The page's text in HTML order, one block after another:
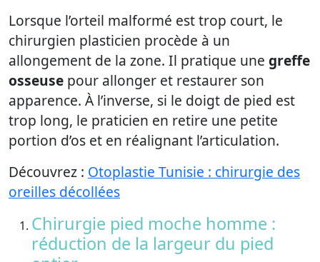
Lorsque l’orteil malformé est trop court, le
chirurgien plasticien procède à un
allongement de la zone. Il pratique une greffe
osseuse pour allonger et restaurer son
apparence. À l’inverse, si le doigt de pied est
trop long, le praticien en retire une petite
portion d’os et en réalignant l’articulation.
Découvrez : Otoplastie Tunisie : chirurgie des
oreilles décollées
Chirurgie pied moche homme :
réduction de la largeur du pied